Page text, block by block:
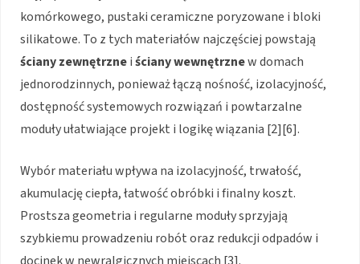
komórkowego, pustaki ceramiczne poryzowane i bloki
silikatowe. To z tych materiałów najczęściej powstają
ściany zewnętrzneiściany wewnętrznew domach
jednorodzinnych, ponieważ łączą nośność, izolacyjność,
dostępność systemowych rozwiązań i powtarzalne
moduły ułatwiające projekt i logikę wiązania [2][6].
Wybór materiału wpływa na izolacyjność, trwałość,
akumulację ciepła, łatwość obróbki i finalny koszt.
Prostsza geometria i regularne moduły sprzyjają
szybkiemu prowadzeniu robót oraz redukcji odpadów i